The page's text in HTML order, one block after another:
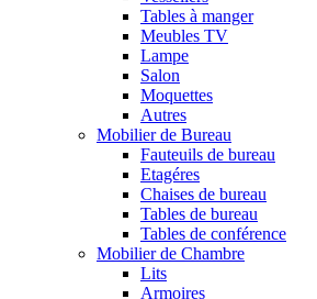
Tables à manger
Meubles TV
Lampe
Salon
Moquettes
Autres
Mobilier de Bureau
Fauteuils de bureau
Etagéres
Chaises de bureau
Tables de bureau
Tables de conférence
Mobilier de Chambre
Lits
Armoires